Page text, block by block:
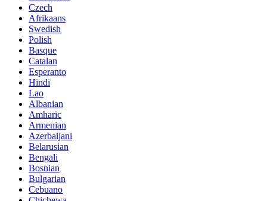
Czech
Afrikaans
Swedish
Polish
Basque
Catalan
Esperanto
Hindi
Lao
Albanian
Amharic
Armenian
Azerbaijani
Belarusian
Bengali
Bosnian
Bulgarian
Cebuano